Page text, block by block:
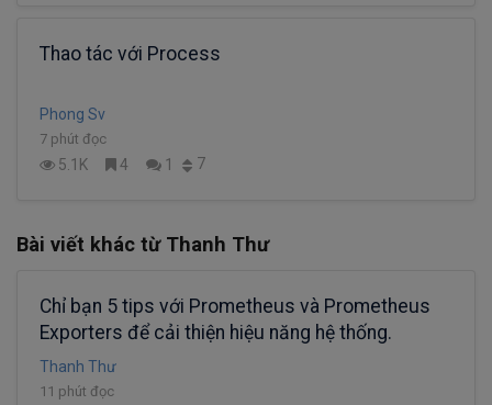
Thao tác với Process
Phong Sv
7 phút đọc
5.1K 4 1 7
Bài viết khác từ Thanh Thư
Chỉ bạn 5 tips với Prometheus và Prometheus
Exporters để cải thiện hiệu năng hệ thống.
Thanh Thư
11 phút đọc